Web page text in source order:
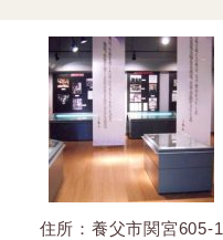
住所：養父市関宮605-1